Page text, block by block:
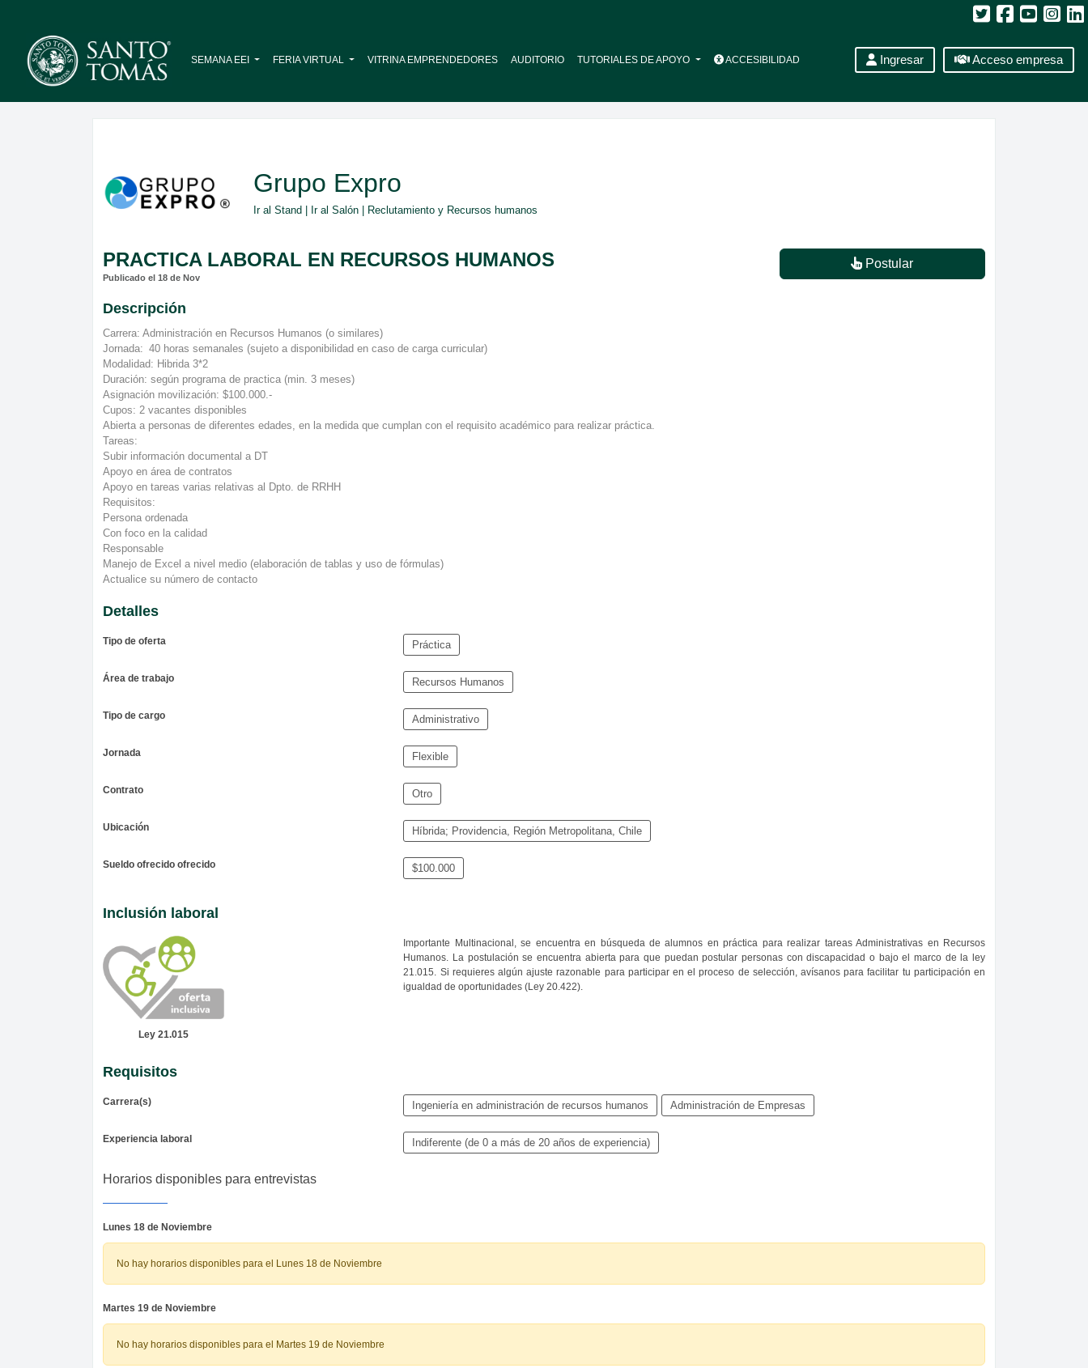
SEMANA EEI FERIA VIRTUAL VITRINA EMPRENDEDORES AUDITORIO TUTORIALES DE APOYO ACCESIBILIDAD Ingresar Acceso empresa
Grupo Expro
Ir al Stand Ir al Salón| Reclutamiento y Recursos humanos
PRACTICA LABORAL EN RECURSOS HUMANOS
Publicado el 18 de Nov
Postular
Descripción
Carrera: Administración en Recursos Humanos (o similares)
Jornada: 40 horas semanales (sujeto a disponibilidad en caso de carga curricular)
Modalidad: Hibrida 3*2
Duración: según programa de practica (min. 3 meses)
Asignación movilización: $100.000.-
Cupos: 2 vacantes disponibles
Abierta a personas de diferentes edades, en la medida que cumplan con el requisito académico para realizar práctica.
Tareas:
Subir información documental a DT
Apoyo en área de contratos
Apoyo en tareas varias relativas al Dpto. de RRHH
Requisitos:
Persona ordenada
Con foco en la calidad
Responsable
Manejo de Excel a nivel medio (elaboración de tablas y uso de fórmulas)
Actualice su número de contacto
Detalles
Tipo de oferta Práctica
Área de trabajo Recursos Humanos
Tipo de cargo Administrativo
Jornada Flexible
Contrato Otro
Ubicación Híbrida; Providencia, Región Metropolitana, Chile
Sueldo ofrecido ofrecido $100.000
Inclusión laboral
Ley 21.015
Importante Multinacional, se encuentra en búsqueda de alumnos en práctica para realizar tareas Administrativas en Recursos
Humanos. La postulación se encuentra abierta para que puedan postular personas con discapacidad o bajo el marco de la ley
21.015. Si requieres algún ajuste razonable para participar en el proceso de selección, avísanos para facilitar tu participación en
igualdad de oportunidades (Ley 20.422).
Requisitos
Carrera(s) Ingeniería en administración de recursos humanos Administración de Empresas
Experiencia laboral Indiferente (de 0 a más de 20 años de experiencia)
Horarios disponibles para entrevistas
Lunes 18 de Noviembre
No hay horarios disponibles para el Lunes 18 de Noviembre
Martes 19 de Noviembre
No hay horarios disponibles para el Martes 19 de Noviembre